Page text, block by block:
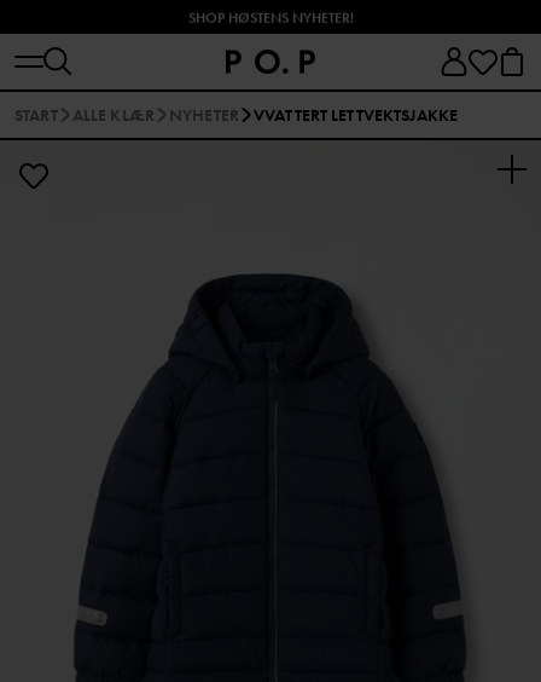
SHOP HØSTENS NYHETER!
START ALLE KLÆR NYHETER VVATTERT LETTVEKTSJAKKE